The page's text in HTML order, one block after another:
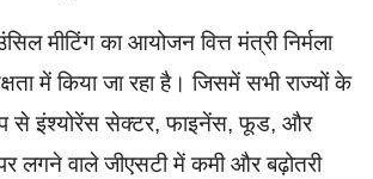
मीटिंग का आयोजन वित्त मंत्री निर्मला
में किया जा रहा है। जिसमें सभी राज्यों के
से इंश्योरेंस सेक्टर, फाइनेंस, फूड, और
लगने वाले जीएसटी में कमी और बढ़ोतरी